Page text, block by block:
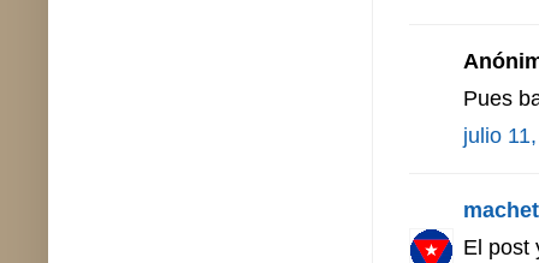
Pues
julio
El post